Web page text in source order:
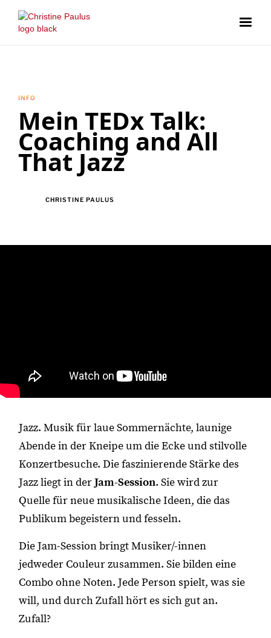
INFO
Mein TEDx Talk:
Coaching and All
That Jazz
CHRISTINE PAULUS
Jazz. Musik für laue Sommernächte, launige
Abende in der Kneipe um die Ecke und stilvolle
Konzertbesuche. Die faszinierende Stärke des
Jazz liegt in derJam-Session. Sie wird zur
Quelle für neue musikalische Ideen, die das
Publikum begeistern und fesseln.
Die Jam-Session bringt Musiker/-innen
jedweder Couleur zusammen. Sie bilden eine
Combo ohne Noten. Jede Person spielt, was sie
will, und durch Zufall hört es sich gut an.
Zufall?